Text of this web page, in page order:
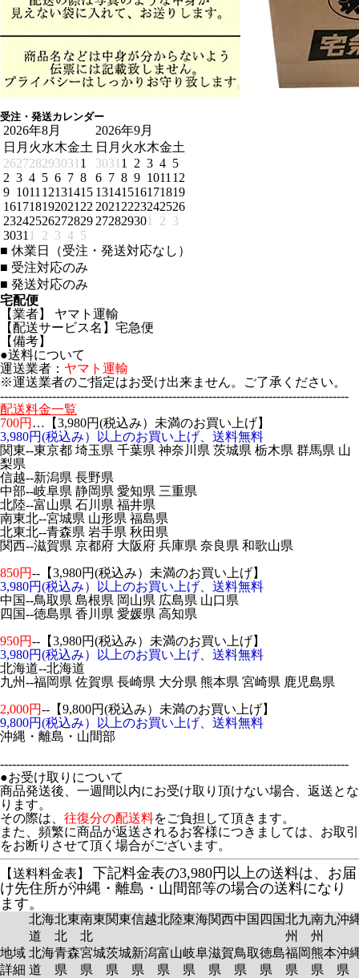
受注・発送カレンダー
2026年8月
日 月 火水木金土
262728293031 1
2 3 4 5 6 7 8
9 1011 12131415
161718192021 22
23242526272829
3031 1 2 3 4 5
2026年9月
日 月 火水木金土
3031 1 2 3 4 5
6 7 8 9 1011 12
13141516171819
2021 2223242526
272829301 2 3
■ 休業日（受注・発送対応なし）
■ 受注対応のみ
■ 発送対応のみ
宅配便
【業者】 ヤマト運輸
【配送サービス名】宅急便
【備考】
●送料について
運送業者： ヤマト運輸
※運送業者のご指定はお受け出来ません。ご了承ください。
---------------------------------------------------------------------------------------
配送料金一覧
700円 …【3,980円(税込み）未満のお買い上げ】
3,980円(税込み）以上のお買い上げ、送料無料
関東--東京都 埼玉県 千葉県 神奈川県 茨城県 栃木県 群馬県 山
梨県
信越--新潟県 長野県
中部--岐阜県 静岡県 愛知県 三重県
北陸--富山県 石川県 福井県
南東北--宮城県 山形県 福島県
北東北--青森県 岩手県 秋田県
関西--滋賀県 京都府 大阪府 兵庫県 奈良県 和歌山県
850円--【3,980円(税込み）未満のお買い上げ】
3,980円(税込み）以上のお買い上げ、送料無料
中国--鳥取県 島根県 岡山県 広島県 山口県
四国--徳島県 香川県 愛媛県 高知県
950円--【3,980円(税込み）未満のお買い上げ】
3,980円(税込み）以上のお買い上げ、送料無料
北海道--北海道
九州--福岡県 佐賀県 長崎県 大分県 熊本県 宮崎県 鹿児島県
2,000円--【9,800円(税込み）未満のお買い上げ】
9,800円(税込み）以上のお買い上げ、送料無料
沖縄・離島・山間部
---------------------------------------------------------------------------------------
●お受け取りについて
商品発送後、一週間以内にお受け取り頂けない場合、返送とな
ります。
その際は、 往復分の配送料をご負担して頂きます。
また、頻繁に商品が返送されるお客様につきましては、お取引
をお断りさせて頂く場合がございます。
【送料料金表】
下記料金表の3,980円以上の送料は、お届
け先住所が沖縄・離島・山間部等の場合の送料になり
ます。
北海
道
北東
北
南東
北
関東信越北陸東海関西中国 四国北九
州
南九
州
沖
地域
詳細
北海
道
青森
県
宮城
県
茨城
県
新潟
県
富山
県
岐阜
県
滋賀
県
鳥取
県
徳島
県
福岡
県
熊本
県
沖